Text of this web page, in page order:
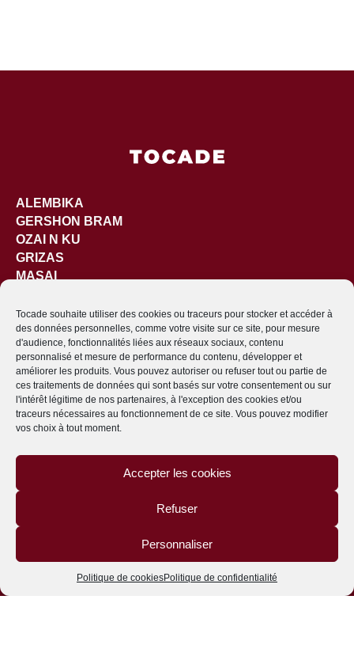
Tocade souhaite utiliser des cookies ou traceurs pour stocker et accéder à
des données personnelles, comme votre visite sur ce site, pour mesure
d'audience, fonctionnalités liées aux réseaux sociaux, contenu
personnalisé et mesure de performance du contenu, développer et
améliorer les produits. Vous pouvez autoriser ou refuser tout ou partie de
ces traitements de données qui sont basés sur votre consentement ou sur
l'intérêt légitime de nos partenaires, à l'exception des cookies et/ou
traceurs nécessaires au fonctionnement de ce site. Vous pouvez modifier
vos choix à tout moment.
Accepter les cookies
Refuser
Personnaliser
Politique de cookiesPolitique de confidentialité
ALEMBIKA
GERSHON BRAM
OZAI N KU
GRIZAS
MASAI
EWA I WALLA
NOTRE HISTOIRE
NOS MARQUES
SHOWROOM
ACTUALITÉS
CONTACT
Politique de confidentialité
CGV